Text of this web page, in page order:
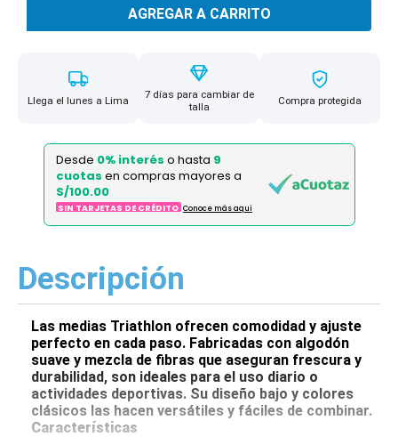
AGREGAR A CARRITO
Llega el lunes a Lima
7 días para cambiar de
talla
Compra protegida
Desde 0% interés o hasta 9
cuotas en compras mayores a
S/100.00
SIN TARJETAS DE CRÉDITO Conoce más aqui
Descripción
Las medias Triathlon ofrecen comodidad y ajuste
perfecto en cada paso. Fabricadas con algodón
suave y mezcla de fibras que aseguran frescura y
durabilidad, son ideales para el uso diario o
actividades deportivas. Su diseño bajo y colores
clásicos las hacen versátiles y fáciles de combinar.
Características